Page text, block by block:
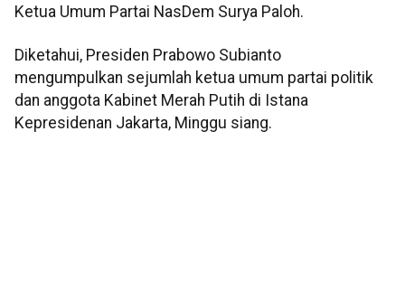
Ketua Umum Partai NasDem Surya Paloh.
Diketahui, Presiden Prabowo Subianto
mengumpulkan sejumlah ketua umum partai politik
dan anggota Kabinet Merah Putih di Istana
Kepresidenan Jakarta, Minggu siang.